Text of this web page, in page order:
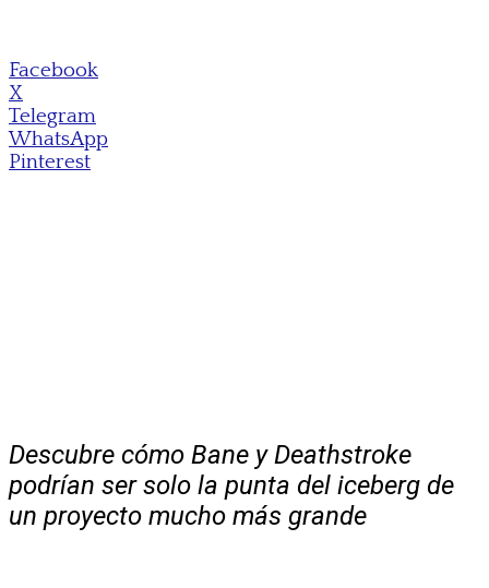
Facebook
X
Telegram
WhatsApp
Pinterest
Descubre cómo Bane y Deathstroke
podrían ser solo la punta del iceberg de
un proyecto mucho más grande